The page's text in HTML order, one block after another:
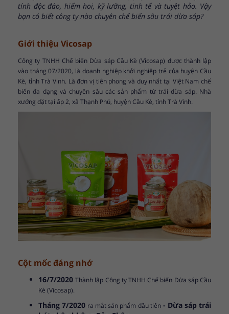
tính độc đáo, hiếm hoi, kỹ lưỡng, tinh tế và tuyệt hảo. Vậy
bạn có biết công ty nào chuyên chế biến sâu trái dừa sáp?
Giới thiệu Vicosap
Công ty TNHH Chế biến Dừa sáp Cầu Kè (Vicosap) được thành lập
vào tháng 07/2020, là doanh nghiệp khởi nghiệp trẻ của huyện Cầu
Kè, tỉnh Trà Vinh. Là đơn vị tiên phong và duy nhất tại Việt Nam chế
biến đa dạng và chuyên sâu các sản phẩm từ trái dừa sáp. Nhà
xưởng đặt tại ấp 2, xã Thạnh Phú, huyện Cầu Kè, tỉnh Trà Vinh.
Cột mốc đáng nhớ
16/7/2020Thành lập Công ty TNHH Chế biến Dừa sáp Cầu
Kè (Vicosap).
Tháng 7/2020 ra mắt sản phẩm đầu tiên- Dừa sáp trái